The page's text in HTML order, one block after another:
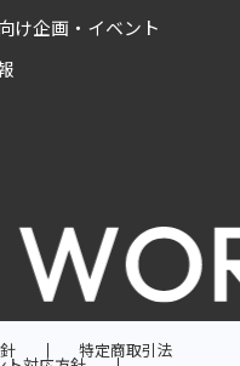
け企画・イベント
特定商取引法